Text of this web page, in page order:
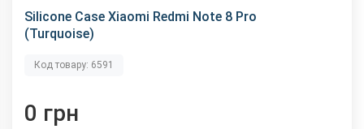
Silicone Case Xiaomi Redmi Note 8 Pro
(Turquoise)
Код товару: 6591
0 грн